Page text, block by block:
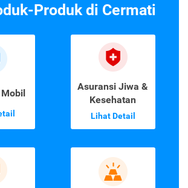
Produk di Cermati
Asuransi Jiwa &
Kesehatan
Lihat Detail